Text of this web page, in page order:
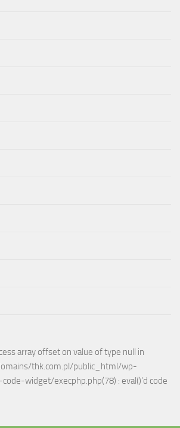
array offset on value of type null in
thk.com.pl/public_html/wp-
widget/execphp.php(78) : eval()'d code